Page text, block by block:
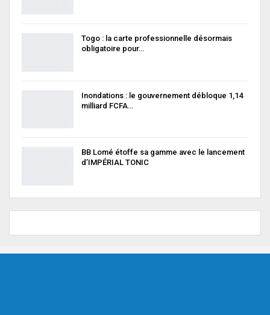
Togo : la carte professionnelle désormais
obligatoire pour…
Inondations : le gouvernement débloque 1,14
milliard FCFA…
BB Lomé étoffe sa gamme avec le lancement
d’IMPÉRIAL TONIC